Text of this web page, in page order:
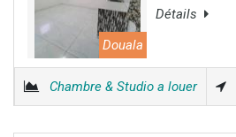
Douala
Détails
Chambre & Studio a louer